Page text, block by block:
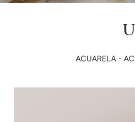
ACUARELA -